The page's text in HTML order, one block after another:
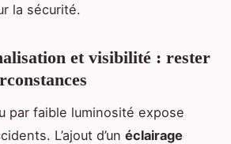
la sécurité.
et visibilité : rester
par faible luminosité expose
L’ajout d’un éclairage